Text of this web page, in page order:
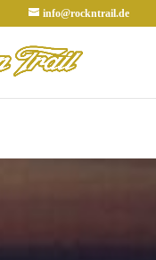
info@rockntrail.de